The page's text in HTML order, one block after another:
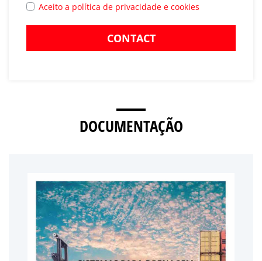
Aceito a política de privacidade e cookies
CONTACT
DOCUMENTAÇÃO